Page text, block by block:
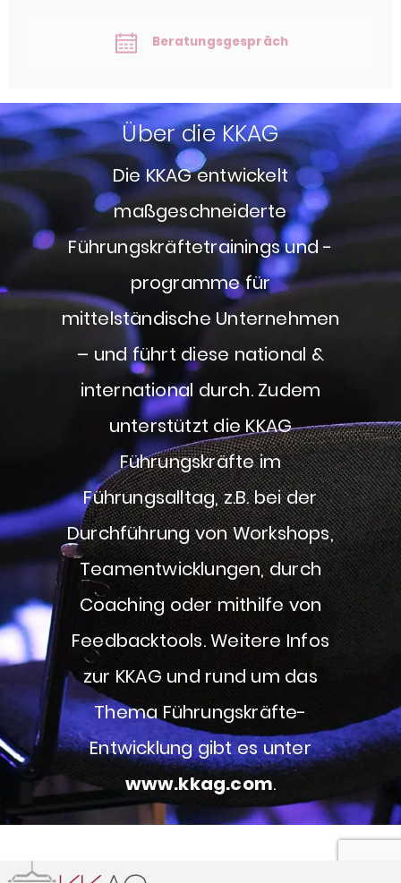
Beratungsgespräch
Über die KKAG
Die KKAG entwickelt
maßgeschneiderte
Führungskräftetrainings und -
programme für
mittelständische Unternehmen
– und führt diese national &
international durch. Zudem
unterstützt die KKAG
Führungskräfte im
Führungsalltag, z.B. bei der
Durchführung von Workshops,
Teamentwicklungen, durch
Coaching oder mithilfe von
Feedbacktools. Weitere Infos
zur KKAG und rund um das
Thema Führungskräfte-
Entwicklung gibt es unter
www.kkag.com.